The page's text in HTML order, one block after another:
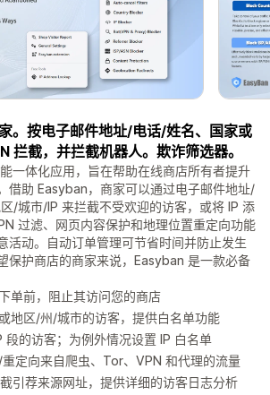
。按电子邮件地址/电话/姓名、国家或
拦截，并拦截机器人。欺诈筛选器。
一体化应用，旨在帮助在线商店所有者提升
借助 Easyban，商家可以通过电子邮件地址/
/城市/IP 来拦截不受欢迎的访客，或将 IP 添
过滤、网页内容保护和地理位置重定向功能
活动。自动订单管理可节省时间并防止发生
保护商店的商家来说，Easyban 是一款必备
单前，阻止其访问您的商店
地区/州/城市的访客，提供白名单功能
段的访客；为例外情况设置 IP 白名单
定向来自爬虫、Tor、VPN 和代理的流量
引荐来源网址，提供详细的访客日志分析